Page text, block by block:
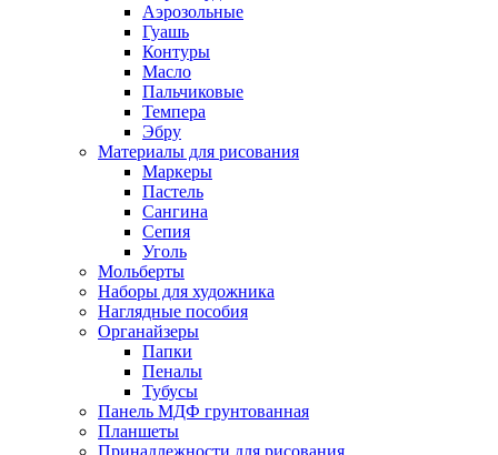
Аэрозольные
Гуашь
Контуры
Масло
Пальчиковые
Темпера
Эбру
Материалы для рисования
Маркеры
Пастель
Сангина
Сепия
Уголь
Мольберты
Наборы для художника
Наглядные пособия
Органайзеры
Папки
Пеналы
Тубусы
Панель МДФ грунтованная
Планшеты
Принадлежности для рисования